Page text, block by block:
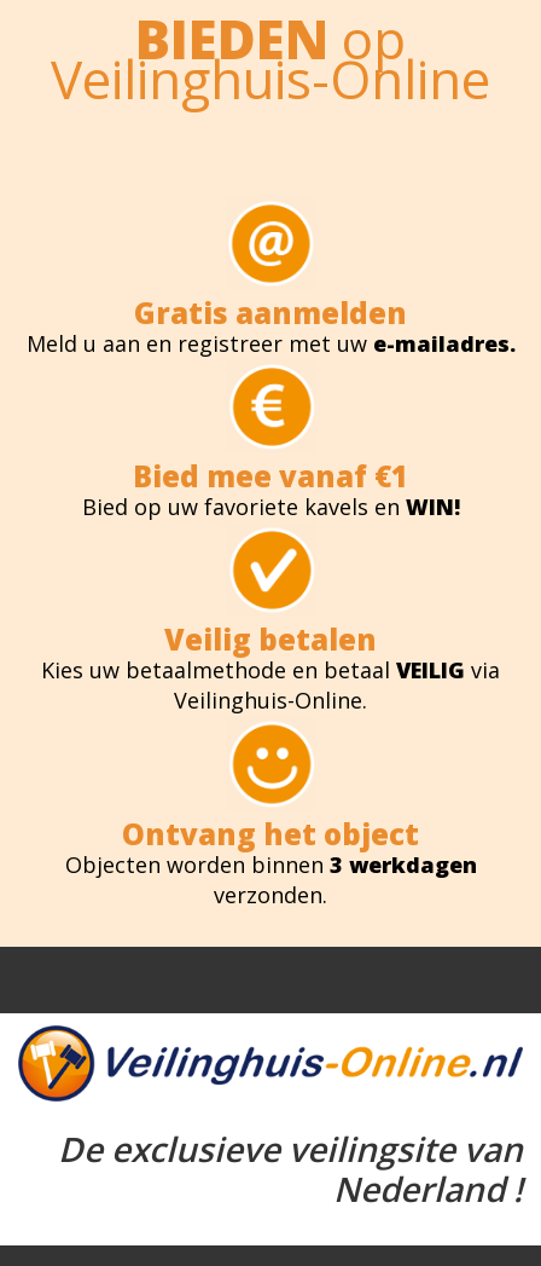
BIEDEN op
Veilinghuis-Online
Gratis aanmelden
Meld u aan en registreer met uw e-mailadres.
Bied mee vanaf €1
Bied op uw favoriete kavels en WIN!
Veilig betalen
Kies uw betaalmethode en betaal VEILIG via
Veilinghuis-Online.
Ontvang het object
Objecten worden binnen 3 werkdagen
verzonden.
De exclusieve veilingsite van
Nederland !